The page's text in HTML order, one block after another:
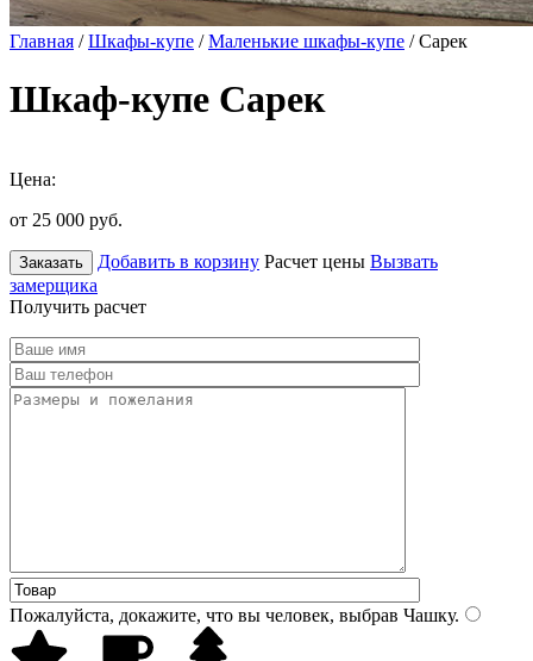
Главная /Шкафы-купе /Маленькие шкафы-купе / Сарек
Шкаф-купе Сарек
Цена:
от 25 000 руб.
Заказать Добавить в корзину Расчет цены Вызвать
замерщика
Получить расчет
Пожалуйста, докажите, что вы человек, выбрав Чашку.